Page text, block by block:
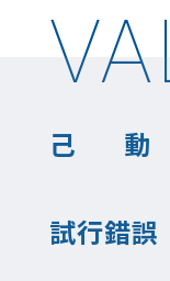
己 動
試行錯誤